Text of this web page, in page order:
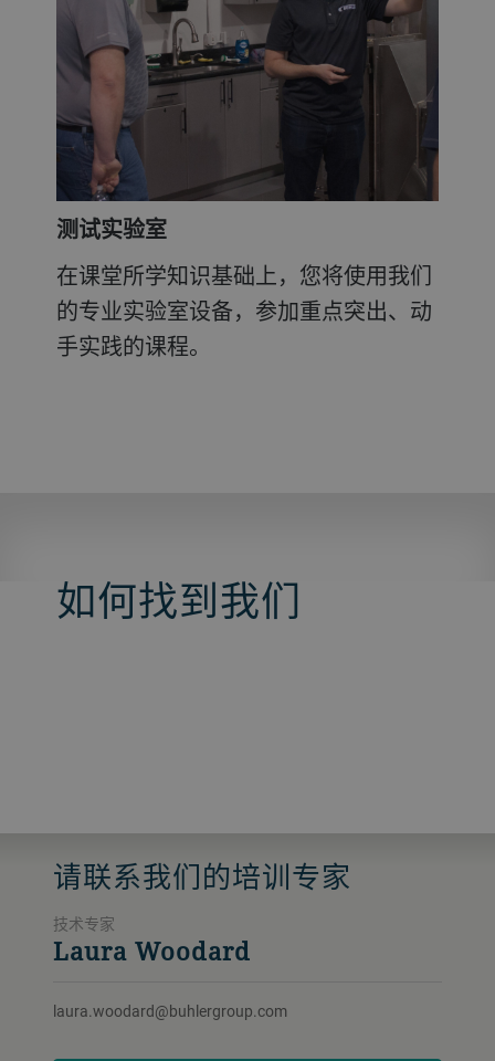
测试实验室
在课堂所学知识基础上，您将使用我们
的专业实验室设备，参加重点突出、动
手实践的课程。
如何找到我们
请联系我们的培训专家
技术专家
Laura Woodard
laura.woodard@buhlergroup.com